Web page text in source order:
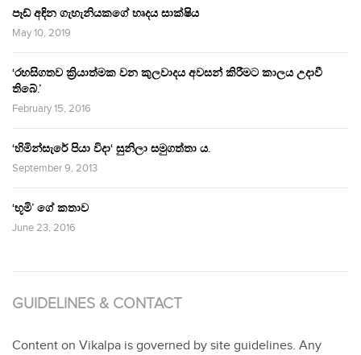
පෑඩ් අඳින ගැහැනියකගේ හෘදය සාක්ෂිය
May 10, 2019
‘රහසිගතව ක්‍රියාත්මක වන කුලවාදය අවසන් කිරීමට කාලය උදාවී
තිබේ.’
February 15, 2016
‘හිමින්සැරේ පියා විදා‘ සුනිලා සමුගත්තා ය.
September 9, 2013
‘භූමි’ ගේ කතාව
June 23, 2016
GUIDELINES & CONTACT
Content on Vikalpa is governed by site guidelines. Any